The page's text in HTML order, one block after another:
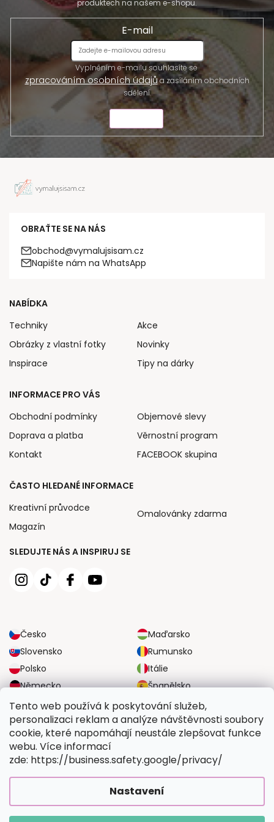
Tento web používá k poskytování služeb,
personalizaci reklam a analýze návštěvnosti soubory
cookie, které napomáhají neustále zlepšovat funkce
webu. Více informací
zde: https://business.safety.google/privacy/
Nastavení
produktech na našem e-shopu.
E-mail
Vyplněním e-mailu souhlasíte se
zpracováním osobních údajůa zasíláním obchodních
sdělení.
OBRAŤTE SE NA NÁS
obchod@vymalujsisam.cz
Napište nám na WhatsApp
SLEDUJTE NÁS A INSPIRUJ SE
Česko
Maďarsko
Slovensko
Rumunsko
Polsko
Itálie
Německo
Španělsko
Velká Británie
Rakousko
NABÍDKA
Techniky
Obrázky z vlastní fotky
Inspirace
Akce
Novinky
Tipy na dárky
INFORMACE PRO VÁS
Obchodní podmínky
Doprava a platba
Kontakt
Objemové slevy
Věrnostní program
FACEBOOK skupina
ČASTO HLEDANÉ INFORMACE
Kreativní průvodce
Magazín
Omalovánky zdarma
SPOLEHLIVÉ MOŽNOSTI DOPRAVY
BEZPEČNÉ MOŽNOSTI PLATBY